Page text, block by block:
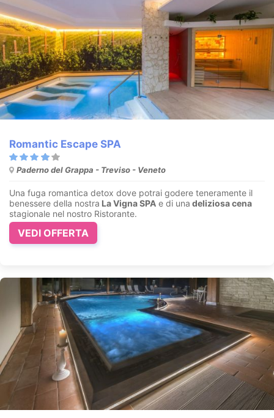
Romantic Escape SPA
Paderno del Grappa - Treviso - Veneto
Una fuga romantica detox dove potrai godere teneramente il
benessere della nostra La Vigna SPA e di una deliziosa cena
stagionale nel nostro Ristorante.
VEDI OFFERTA